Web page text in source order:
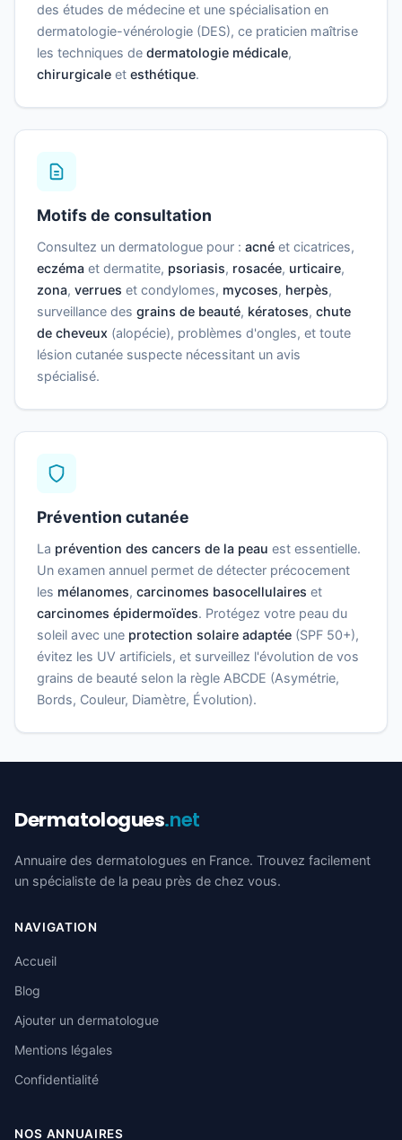
des études de médecine et une spécialisation en
dermatologie-vénérologie (DES), ce praticien maîtrise
les techniques de dermatologie médicale,
chirurgicale et esthétique.
Motifs de consultation
Consultez un dermatologue pour : acné et cicatrices,
eczéma et dermatite, psoriasis, rosacée, urticaire,
zona, verrues et condylomes, mycoses, herpès,
surveillance des grains de beauté, kératoses, chute
de cheveux (alopécie), problèmes d'ongles, et toute
lésion cutanée suspecte nécessitant un avis
spécialisé.
Prévention cutanée
La prévention des cancers de la peau est essentielle.
Un examen annuel permet de détecter précocement
les mélanomes, carcinomes basocellulaires et
carcinomes épidermoïdes. Protégez votre peau du
soleil avec une protection solaire adaptée (SPF 50+),
évitez les UV artificiels, et surveillez l'évolution de vos
grains de beauté selon la règle ABCDE (Asymétrie,
Bords, Couleur, Diamètre, Évolution).
Dermatologues.net
Annuaire des dermatologues en France. Trouvez facilement
un spécialiste de la peau près de chez vous.
NAVIGATION
Accueil
Blog
Ajouter un dermatologue
Mentions légales
Confidentialité
NOS ANNUAIRES